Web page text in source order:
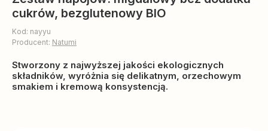
cukrów, bezglutenowy BIO
Kod: nayyu
Producent: Natumi
Stworzony z najwyższej jakości ekologicznych
składników, wyróżnia się delikatnym, orzechowym
smakiem i kremową konsystencją.